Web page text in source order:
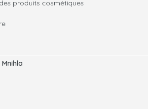
produits cosmétiques